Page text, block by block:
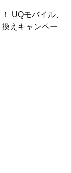
UQモバイル、
えキャンペー